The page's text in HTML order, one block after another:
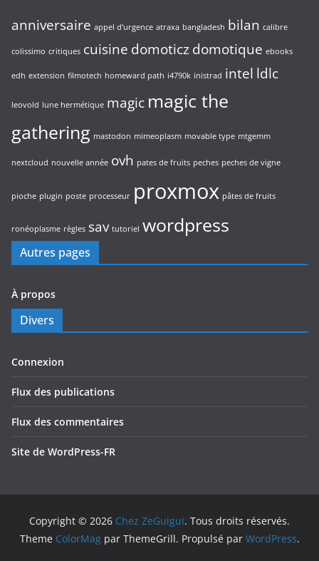
anniversaire appel d'urgence atraxa bangladesh bilan calibre
colissimo critiques cuisine domoticzdomotique ebooks
edh extension filmotech homeward path i4790k inistrad intel ldlc
leovold lune hermétique magic magic the
gathering mastodon mimeoplasm movable type mtgemm
nextcloud nouvelle année ovh pates de fruits peches peches de vigne
pioche plugin poste processeur proxmox pâtes de fruits
ronéoplasme règles sav tutoriel wordpress
Autres pages
À propos
Divers
Connexion
Flux des publications
Flux des commentaires
Site de WordPress-FR
Copyright © 2026 Chez ZeGuigui. Tous droits réservés.
Theme ColorMagpar ThemeGrill. Propulsé par WordPress.